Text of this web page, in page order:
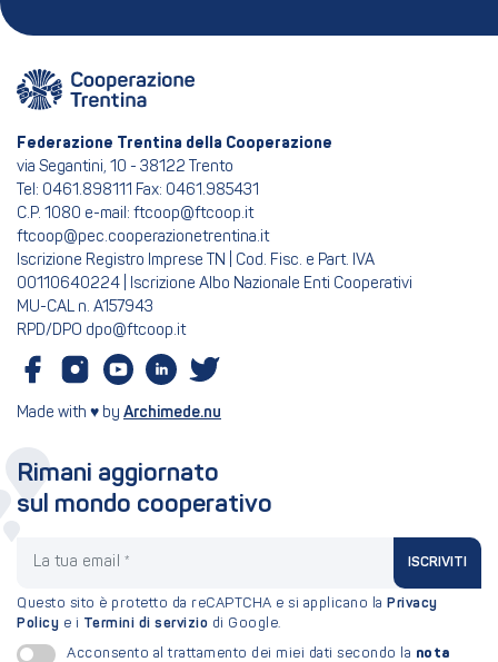
Federazione Trentina della Cooperazione
via Segantini, 10 - 38122 Trento
Tel: 0461.898111 Fax: 0461.985431
C.P. 1080 e-mail: ftcoop@ftcoop.it
ftcoop@pec.cooperazionetrentina.it
Iscrizione Registro Imprese TN | Cod. Fisc. e Part. IVA
00110640224 | Iscrizione Albo Nazionale Enti Cooperativi
MU-CAL n. A157943
RPD/DPO dpo@ftcoop.it
Made with ♥ by Archimede.nu
Rimani aggiornato
sul mondo cooperativo
ISCRIVITI
Questo sito è protetto da reCAPTCHA e si applicano la Privacy
Policy e i Termini di servizio di Google.
Acconsento al trattamento dei miei dati secondo la nota